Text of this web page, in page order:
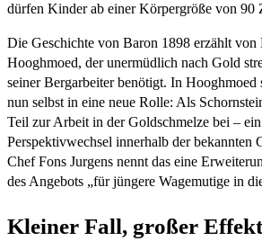
dürfen Kinder ab einer Körpergröße von 90
Die Geschichte von Baron 1898 erzählt von
Hooghmoed, der unermüdlich nach Gold
seiner Bergarbeiter benötigt. In Hooghmoed
nun selbst in eine neue Rolle: Als
Teil zur Arbeit in der Goldschmelze bei –
Perspektivwechsel innerhalb der bekannten
Chef Fons Jurgens nennt das eine
des Angebots „für jüngere Wagemutige in
Kleiner Fall, großer Effekt